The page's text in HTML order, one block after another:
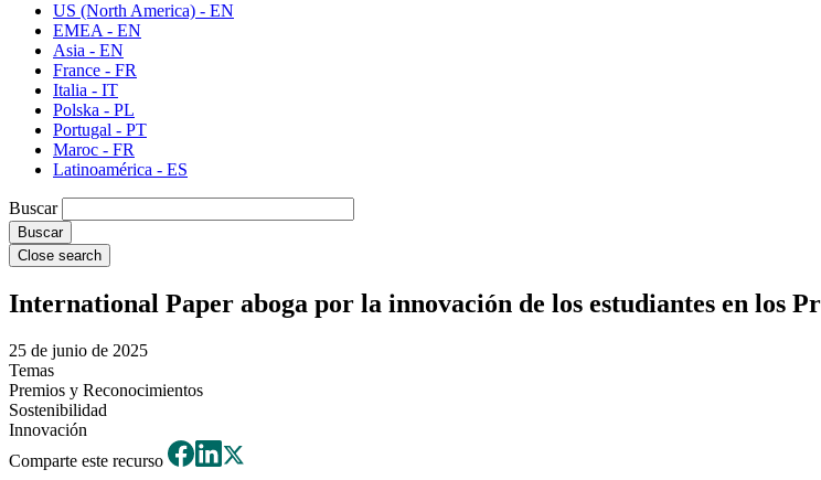
US (North America) - EN
EMEA - EN
Asia - EN
France - FR
Italia - IT
Polska - PL
Portugal - PT
Maroc - FR
Latinoamérica - ES
Buscar
Close search
International Paper aboga por la innovación de los estudiantes en los
25 de junio de 2025
Temas
Premios y Reconocimientos
Sostenibilidad
Innovación
Comparte este recurso